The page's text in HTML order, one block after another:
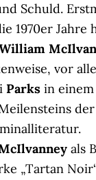
Schuld.
1970er Jahre
vor
Parks in
der
als
„Tartan